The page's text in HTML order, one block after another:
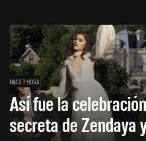
HACE 1 HORA
Así fue la
secreta de Zendaya